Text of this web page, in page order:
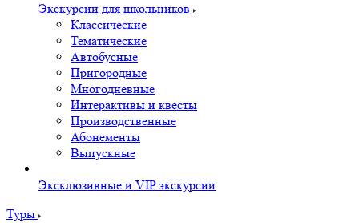
Экскурсии для школьников
Классические
Тематические
Автобусные
Пригородные
Многодневные
Интерактивы и квесты
Производственные
Абонементы
Выпускные
Эксклюзивные и VIP экскурсии
Туры